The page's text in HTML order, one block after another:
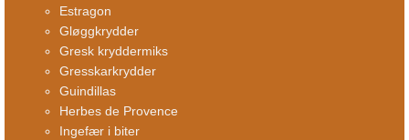
Estragon
Gløggkrydder
Gresk kryddermiks
Gresskarkrydder
Guindillas
Herbes de Provence
Ingefær i biter